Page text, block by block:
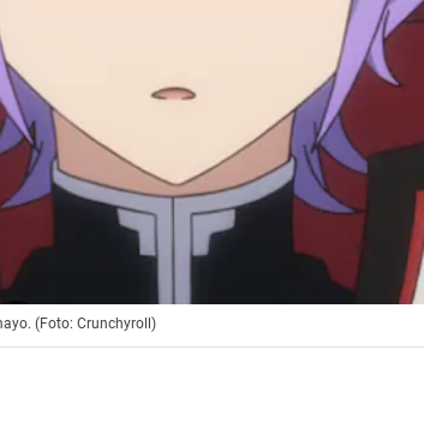
(Foto: Crunchyroll)